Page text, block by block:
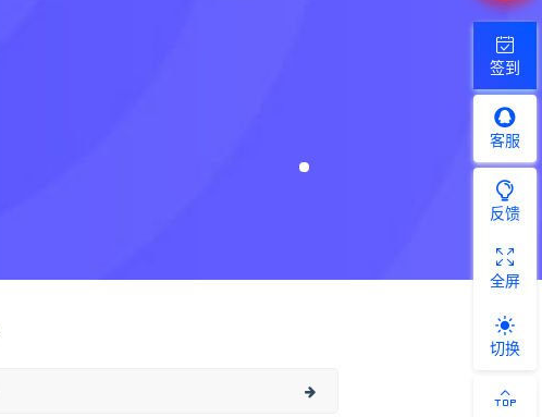
签到
客服
反馈
全屏
切换